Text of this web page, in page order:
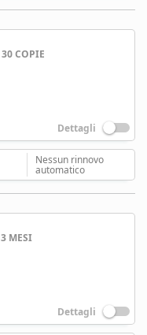
30 COPIE
Dettagli
Nessun rinnovo
automatico
3 MESI
Dettagli